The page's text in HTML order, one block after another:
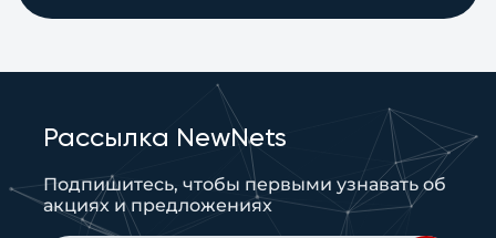
Рассылка NewNets
Подпишитесь, чтобы первыми узнавать об
акциях и предложениях